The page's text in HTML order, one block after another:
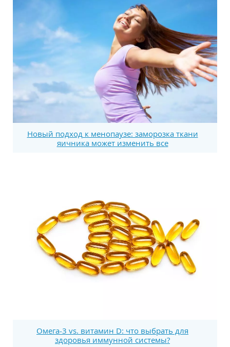
Новый подход к менопаузе: заморозка ткани
яичника может изменить все
Омега-3 vs. витамин D: что выбрать для
здоровья иммунной системы?